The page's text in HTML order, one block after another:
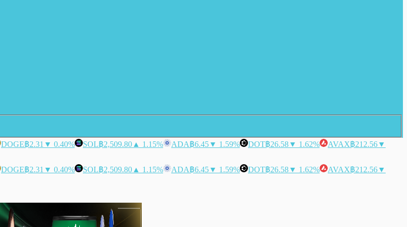
DOGE฿2.31 ▼ 0.40% SOL฿2,509.80 ▲ 1.15% ADA฿6.45▼ 1.59% DOT฿26.58▼ 1.62% AVAX฿212.56▼
DOGE฿2.31 ▼ 0.40% SOL฿2,509.80 ▲ 1.15% ADA฿6.45▼ 1.59% DOT฿26.58▼ 1.62% AVAX฿212.56▼